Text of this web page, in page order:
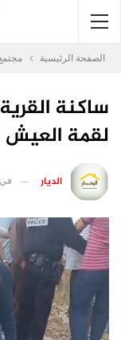
الصفحة الرئيسية
ساكنة
لقمة العيش
الديار في